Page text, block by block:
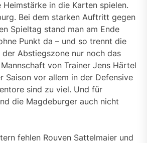
in die Karten spielen.
Bei dem starken Auftritt gegen
Spieltag stand man am Ende
Punkt da – und so trennt die
Abstiegszone nur noch das
von Trainer Jens Härtel
Saison vor allem in der Defensive
sind zu viel. Und für
die Magdeburger auch nicht
fehlen Rouven Sattelmaier und